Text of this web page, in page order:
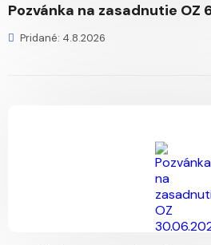
Pozvánka na zasadnutie OZ
Pridané: 4.8.2026